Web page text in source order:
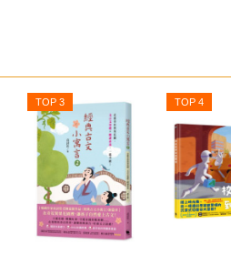
TOP 3 TOP 4